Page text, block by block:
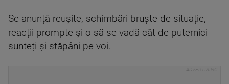
Se anunță reușite, schimbări bruște de situație,
reacții prompte și o să se vadă cât de puternici
sunteți și stăpâni pe voi.